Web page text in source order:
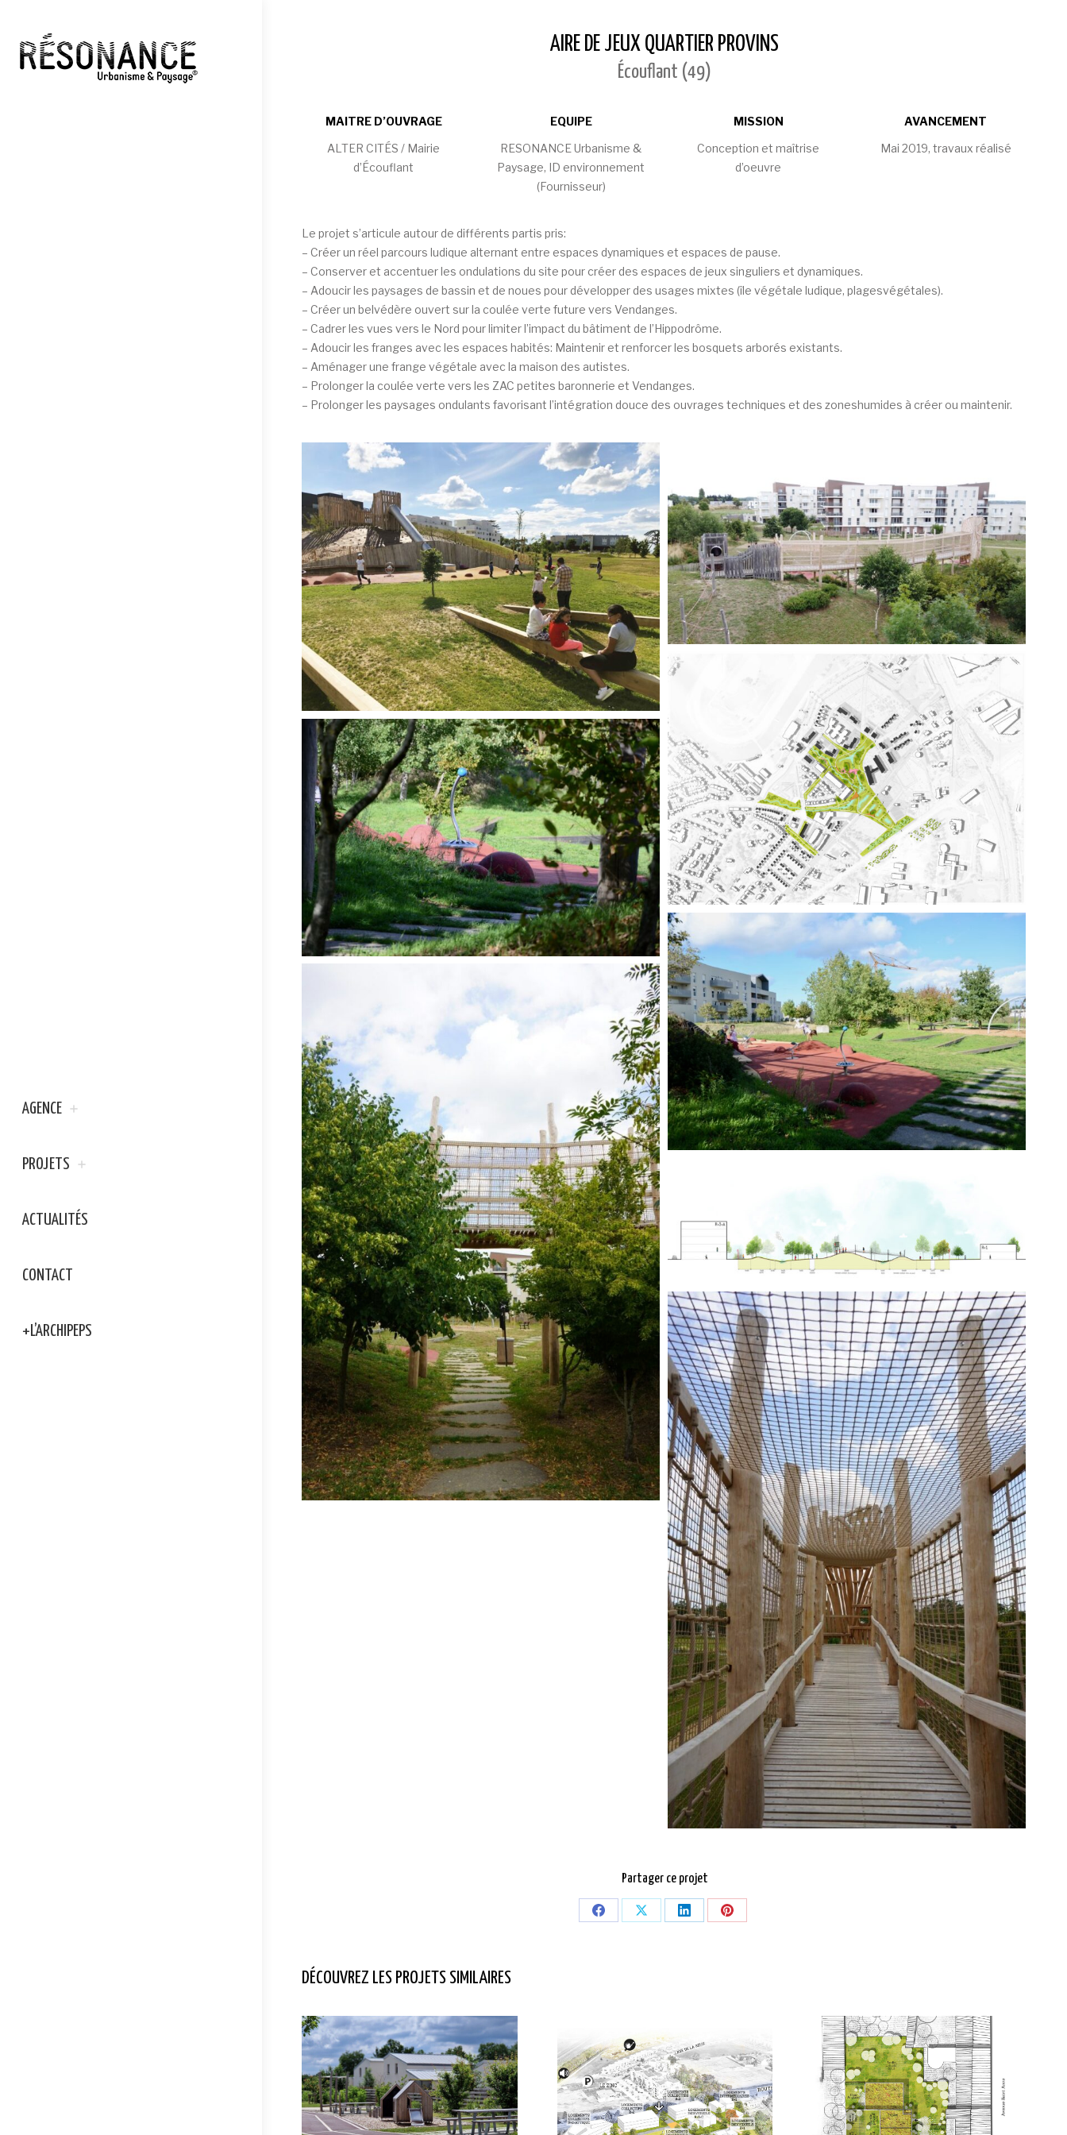
AGENCE
PROJETS
ACTUALITÉS
CONTACT
+L’ARCHIPEPS
AIRE DE JEUX QUARTIER PROVINS
Écouflant (49)
MAITRE D’OUVRAGE
ALTER CITÉS / Mairie
d’Écouflant
EQUIPE
RESONANCE Urbanisme &
Paysage, ID environnement
(Fournisseur)
MISSION
Conception et maîtrise
d’oeuvre
AVANCEMENT
Mai 2019, travaux réalisé
Le projet s’articule autour de différents partis pris:
– Créer un réel parcours ludique alternant entre espaces dynamiques et espaces de pause.
– Conserver et accentuer les ondulations du site pour créer des espaces de jeux singuliers et dynamiques.
– Adoucir les paysages de bassin et de noues pour développer des usages mixtes (île végétale ludique, plagesvégétales).
– Créer un belvédère ouvert sur la coulée verte future vers Vendanges.
– Cadrer les vues vers le Nord pour limiter l’impact du bâtiment de l’Hippodrôme.
– Adoucir les franges avec les espaces habités: Maintenir et renforcer les bosquets arborés existants.
– Aménager une frange végétale avec la maison des autistes.
– Prolonger la coulée verte vers les ZAC petites baronnerie et Vendanges.
– Prolonger les paysages ondulants favorisant l’intégration douce des ouvrages techniques et des zoneshumides à créer ou maintenir.
Partager ce projet
PartagerPartagerPartagerPartager
DÉCOUVREZ LES PROJETS SIMILAIRES